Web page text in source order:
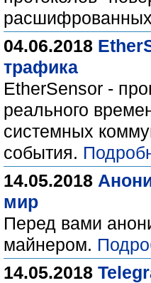
04.06.2018
трафика
EtherSensor -
реального
системных
события.
14.05.2018
мир
Перед вами
майнером.
14.05.2018